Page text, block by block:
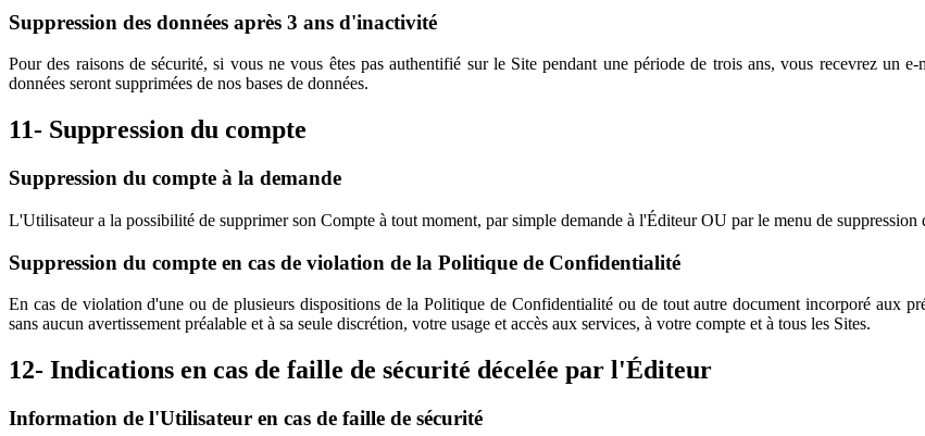
Suppression des données après 3 ans d'inactivité
Pour des raisons de sécurité, si vous ne vous êtes pas authentifié sur le Site pendant une période de trois ans, vous recevrez un
données seront supprimées de nos bases de données.
11- Suppression du compte
Suppression du compte à la demande
L'Utilisateur a la possibilité de supprimer son Compte à tout moment, par simple demande à l'Éditeur OU par le menu de suppression
Suppression du compte en cas de violation de la Politique de Confidentialité
En cas de violation d'une ou de plusieurs dispositions de la Politique de Confidentialité ou de tout autre document incorporé aux
sans aucun avertissement préalable et à sa seule discrétion, votre usage et accès aux services, à votre compte et à tous les Sites.
12- Indications en cas de faille de sécurité décelée par l'Éditeur
Information de l'Utilisateur en cas de faille de sécurité